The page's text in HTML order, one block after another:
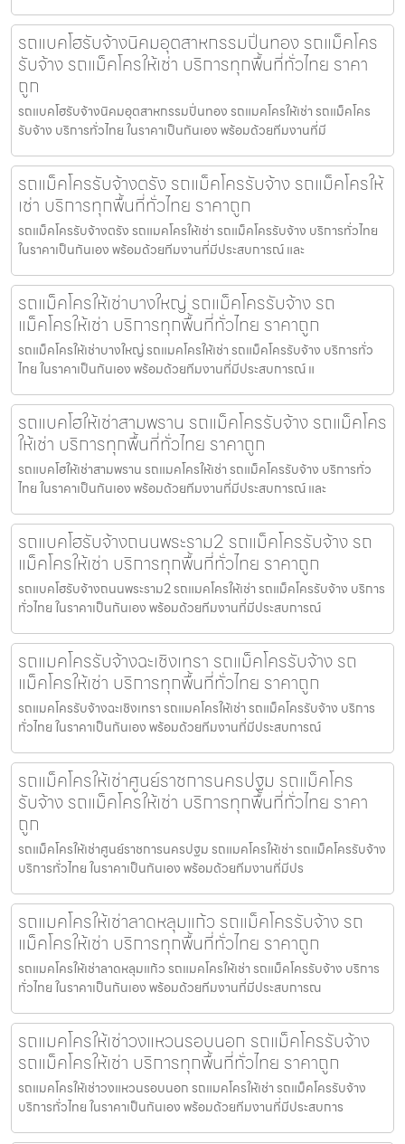
รถแบคโฮรับจ้างนิคมอุตสาหกรรมปิ่นทอง รถแม็คโคร
รับจ้าง รถแม็คโครให้เช่า บริการทุกพื้นที่ทั่วไทย ราคา
ถูก
รถแบคโฮรับจ้างนิคมอุตสาหกรรมปิ่นทอง รถแมคโครให้เช่า รถแม็คโคร
รับจ้าง บริการทั่วไทย ในราคาเป็นกันเอง พร้อมด้วยทีมงานที่มี
รถแม็คโครรับจ้างตรัง รถแม็คโครรับจ้าง รถแม็คโครให้
เช่า บริการทุกพื้นที่ทั่วไทย ราคาถูก
รถแม็คโครรับจ้างตรัง รถแมคโครให้เช่า รถแม็คโครรับจ้าง บริการทั่วไทย
ในราคาเป็นกันเอง พร้อมด้วยทีมงานที่มีประสบการณ์ และ
รถแม็คโครให้เช่าบางใหญ่ รถแม็คโครรับจ้าง รถ
แม็คโครให้เช่า บริการทุกพื้นที่ทั่วไทย ราคาถูก
รถแม็คโครให้เช่าบางใหญ่ รถแมคโครให้เช่า รถแม็คโครรับจ้าง บริการทั่ว
ไทย ในราคาเป็นกันเอง พร้อมด้วยทีมงานที่มีประสบการณ์ แ
รถแบคโฮให้เช่าสามพราน รถแม็คโครรับจ้าง รถแม็คโคร
ให้เช่า บริการทุกพื้นที่ทั่วไทย ราคาถูก
รถแบคโฮให้เช่าสามพราน รถแมคโครให้เช่า รถแม็คโครรับจ้าง บริการทั่ว
ไทย ในราคาเป็นกันเอง พร้อมด้วยทีมงานที่มีประสบการณ์ และ
รถแบคโฮรับจ้างถนนพระราม2 รถแม็คโครรับจ้าง รถ
แม็คโครให้เช่า บริการทุกพื้นที่ทั่วไทย ราคาถูก
รถแบคโฮรับจ้างถนนพระราม2 รถแมคโครให้เช่า รถแม็คโครรับจ้าง บริการ
ทั่วไทย ในราคาเป็นกันเอง พร้อมด้วยทีมงานที่มีประสบการณ์
รถแมคโครรับจ้างฉะเชิงเทรา รถแม็คโครรับจ้าง รถ
แม็คโครให้เช่า บริการทุกพื้นที่ทั่วไทย ราคาถูก
รถแมคโครรับจ้างฉะเชิงเทรา รถแมคโครให้เช่า รถแม็คโครรับจ้าง บริการ
ทั่วไทย ในราคาเป็นกันเอง พร้อมด้วยทีมงานที่มีประสบการณ์
รถแม็คโครให้เช่าศูนย์ราชการนครปฐม รถแม็คโคร
รับจ้าง รถแม็คโครให้เช่า บริการทุกพื้นที่ทั่วไทย ราคา
ถูก
รถแม็คโครให้เช่าศูนย์ราชการนครปฐม รถแมคโครให้เช่า รถแม็คโครรับจ้าง
บริการทั่วไทย ในราคาเป็นกันเอง พร้อมด้วยทีมงานที่มีปร
รถแมคโครให้เช่าลาดหลุมแก้ว รถแม็คโครรับจ้าง รถ
แม็คโครให้เช่า บริการทุกพื้นที่ทั่วไทย ราคาถูก
รถแมคโครให้เช่าลาดหลุมแก้ว รถแมคโครให้เช่า รถแม็คโครรับจ้าง บริการ
ทั่วไทย ในราคาเป็นกันเอง พร้อมด้วยทีมงานที่มีประสบการณ
รถแมคโครให้เช่าวงแหวนรอบนอก รถแม็คโครรับจ้าง
รถแม็คโครให้เช่า บริการทุกพื้นที่ทั่วไทย ราคาถูก
รถแมคโครให้เช่าวงแหวนรอบนอก รถแมคโครให้เช่า รถแม็คโครรับจ้าง
บริการทั่วไทย ในราคาเป็นกันเอง พร้อมด้วยทีมงานที่มีประสบการ